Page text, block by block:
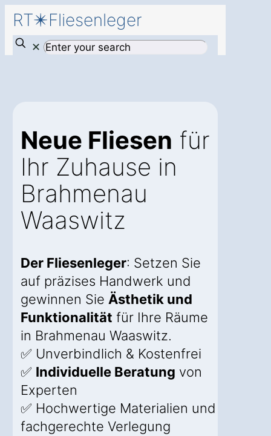
RT✴️Fliesenleger
✕
Neue Fliesen für
Ihr Zuhause in
Brahmenau
Waaswitz
Der Fliesenleger: Setzen Sie
auf präzises Handwerk und
gewinnen Sie Ästhetik und
Funktionalität für Ihre Räume
in Brahmenau Waaswitz.
✅ Unverbindlich & Kostenfrei
✅ Individuelle Beratung von
Experten
✅ Hochwertige Materialien und
fachgerechte Verlegung